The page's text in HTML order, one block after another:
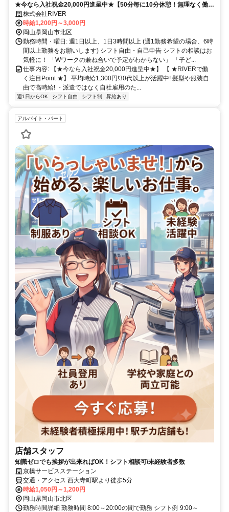
★今なら入社祝金20,000円進呈中★【50分毎に10分休憩！無理なく働け
る！】週1日～OK・1日3時間〜OK/シフト完全自由
株式会社RIVER
時給1,200円～3,000円
岡山県岡山市北区
勤務時間・曜日: 週1日以上、1日3時間以上 (週1勤務希望の場合、6時
間以上勤務をお願いします) シフト自由・自己申告 シフトの相談はお
気軽に！ 「Wワークの兼ね合いで予定がわからない」 「子ど...
仕事内容: 【★今なら入社祝金20,000円進呈中★】 【 ★RIVERで働
く注目Point ★】 平均時給1,300円!30代以上が活躍中! 髪型や服装自
由で高時給! ・派遣ではなく自社雇用のた...
週1日からOK シフト自由 シフト制 昇給あり
アルバイト・パート
店舗スタッフ
知識ゼロでも挨拶が出来ればOK！シフト相談可/未経験者多数
京橋サービスステーション
交通・アクセス 西大寺町駅より徒歩5分
時給1,050円～1,200円
岡山県岡山市北区
勤務時間詳細 勤務時間 8:00～20:00の間で勤務 シフト例 9:00～